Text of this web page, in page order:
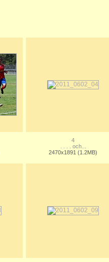
4
. . . . och...
2470x1891 (1.2MB)